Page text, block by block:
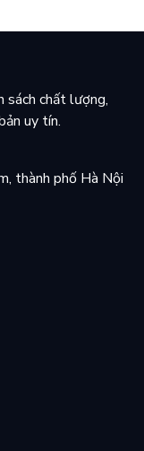
sách chất lượng,
uy tín.
thành phố Hà Nội